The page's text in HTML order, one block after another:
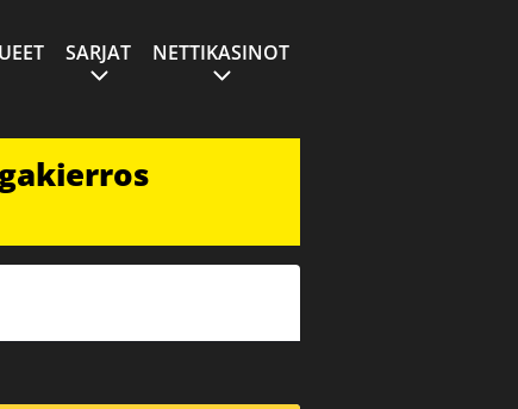
SARJAT NETTIKASINOT